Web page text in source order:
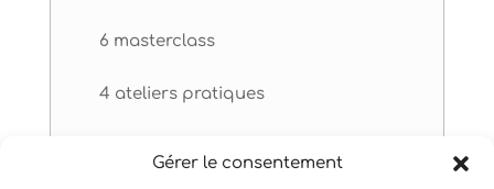
Gérer le consentement
6 masterclass
4 ateliers pratiques